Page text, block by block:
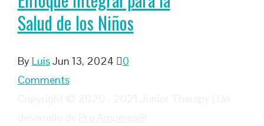
Salud de los Niños
By LuisJun 13, 2024
0
Comments